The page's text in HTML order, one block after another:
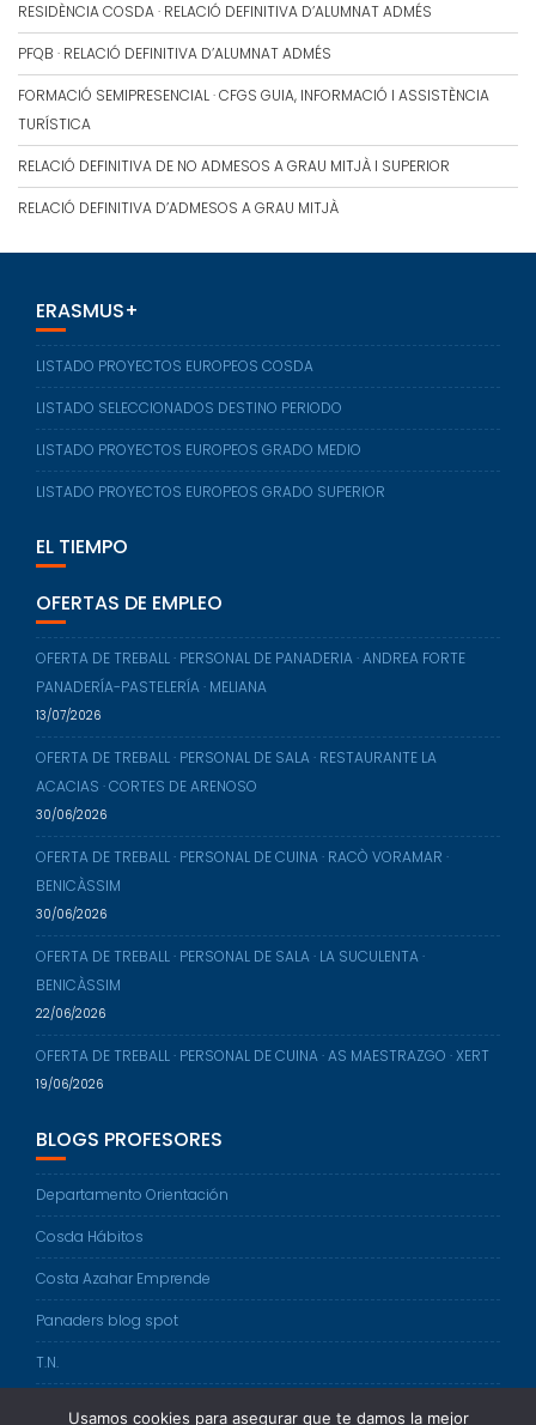
RESIDÈNCIA COSDA · RELACIÓ DEFINITIVA D’ALUMNAT ADMÉS
PFQB · RELACIÓ DEFINITIVA D’ALUMNAT ADMÉS
FORMACIÓ SEMIPRESENCIAL · CFGS GUIA, INFORMACIÓ I ASSISTÈNCIA
TURÍSTICA
RELACIÓ DEFINITIVA DE NO ADMESOS A GRAU MITJÀ I SUPERIOR
RELACIÓ DEFINITIVA D’ADMESOS A GRAU MITJÀ
ERASMUS+
LISTADO PROYECTOS EUROPEOS COSDA
LISTADO SELECCIONADOS DESTINO PERIODO
LISTADO PROYECTOS EUROPEOS GRADO MEDIO
LISTADO PROYECTOS EUROPEOS GRADO SUPERIOR
EL TIEMPO
OFERTAS DE EMPLEO
OFERTA DE TREBALL · PERSONAL DE PANADERIA · ANDREA FORTE
PANADERÍA-PASTELERÍA · MELIANA
13/07/2026
OFERTA DE TREBALL · PERSONAL DE SALA · RESTAURANTE LA
ACACIAS · CORTES DE ARENOSO
30/06/2026
OFERTA DE TREBALL · PERSONAL DE CUINA · RACÒ VORAMAR ·
BENICÀSSIM
30/06/2026
OFERTA DE TREBALL · PERSONAL DE SALA · LA SUCULENTA ·
BENICÀSSIM
22/06/2026
OFERTA DE TREBALL · PERSONAL DE CUINA · AS MAESTRAZGO · XERT
19/06/2026
BLOGS PROFESORES
Departamento Orientación
Cosda Hábitos
Costa Azahar Emprende
Panaders blog spot
T.N.
Usamos cookies para asegurar que te damos la mejor